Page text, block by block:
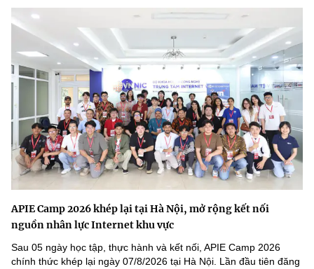
APIE Camp 2026 khép lại tại Hà Nội, mở rộng kết nối
nguồn nhân lực Internet khu vực
Sau 05 ngày học tập, thực hành và kết nối, APIE Camp 2026
chính thức khép lại ngày 07/8/2026 tại Hà Nội. Lần đầu tiên đăng